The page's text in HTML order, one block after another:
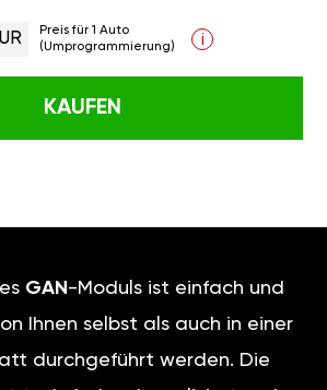
Preis für 1 Auto
(Umprogrammierung)
i
KAUFEN
GAN -Moduls ist einfach und
Ihnen selbst als auch in einer
durchgeführt werden. Die